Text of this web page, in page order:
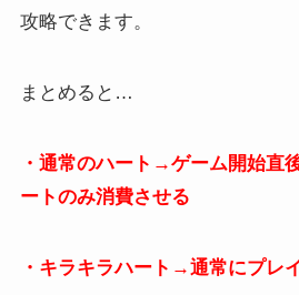
攻略できます。
まとめると…
・通常のハート→ゲーム開始直
ートのみ消費させる
・キラキラハート→通常にプレ